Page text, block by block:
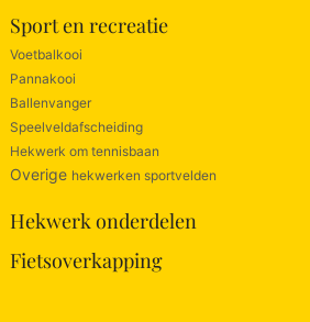
Sport en recreatie
Voetbalkooi
Pannakooi
Ballenvanger
Speelveldafscheiding
Hekwerk om tennisbaan
Overige hekwerken sportvelden
Hekwerk onderdelen
Fietsoverkapping